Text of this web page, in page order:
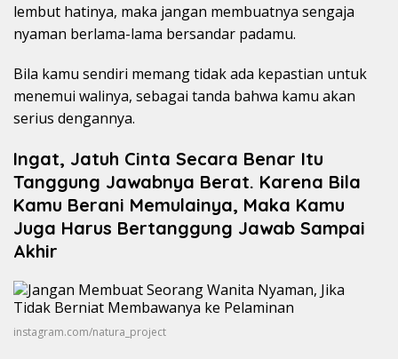
lembut hatinya, maka jangan membuatnya sengaja
nyaman berlama-lama bersandar padamu.
Bila kamu sendiri memang tidak ada kepastian untuk
menemui walinya, sebagai tanda bahwa kamu akan
serius dengannya.
Ingat, Jatuh Cinta Secara Benar Itu
Tanggung Jawabnya Berat. Karena Bila
Kamu Berani Memulainya, Maka Kamu
Juga Harus Bertanggung Jawab Sampai
Akhir
instagram.com/natura_project